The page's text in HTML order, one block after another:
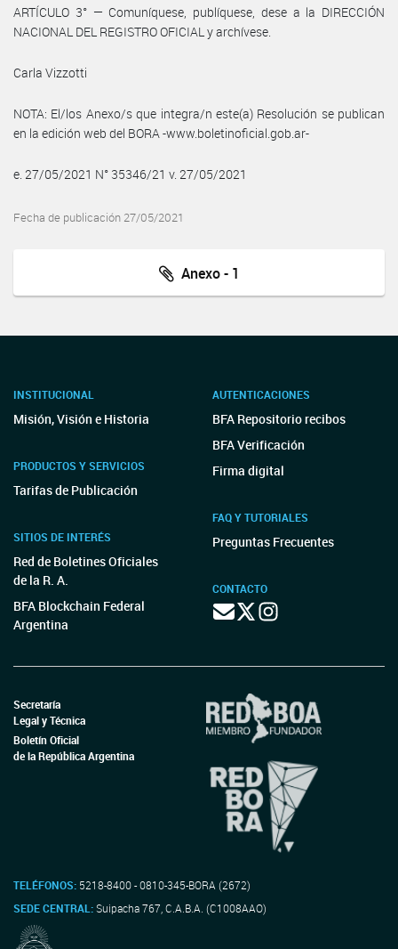
ARTÍCULO 3° — Comuníquese, publíquese, dese a la DIRECCIÓN
NACIONAL DEL REGISTRO OFICIAL y archívese.
Carla Vizzotti
NOTA: El/los Anexo/s que integra/n este(a) Resolución se publican
en la edición web del BORA -www.boletinoficial.gob.ar-
e. 27/05/2021 N° 35346/21 v. 27/05/2021
Fecha de publicación 27/05/2021
Anexo - 1
INSTITUCIONAL
Misión, Visión e Historia
PRODUCTOS Y SERVICIOS
Tarifas de Publicación
SITIOS DE INTERÉS
Red de Boletines Oficiales
de la R. A.
BFA Blockchain Federal
Argentina
AUTENTICACIONES
BFA Repositorio recibos
BFA Verificación
Firma digital
FAQ Y TUTORIALES
Preguntas Frecuentes
CONTACTO
Secretaría
Legal y Técnica
Boletín Oficial
de la República Argentina
TELÉFONOS: 5218-8400 - 0810-345-BORA (2672)
SEDE CENTRAL:Suipacha 767, C.A.B.A. (C1008AAO)